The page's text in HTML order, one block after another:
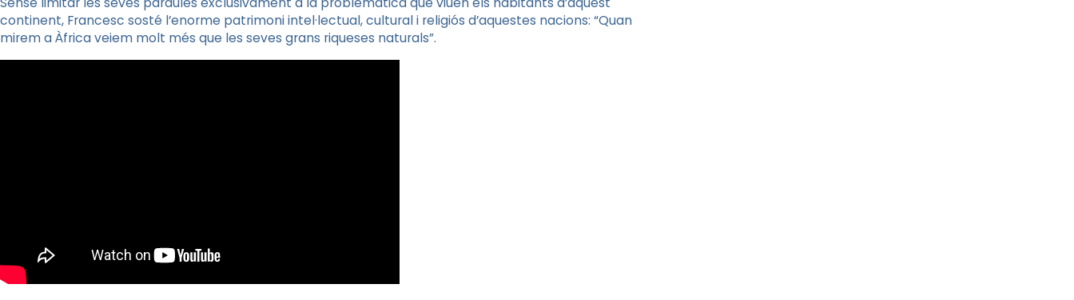
continent, Francesc sosté l’enorme patrimoni intel·lectual, cultural i religiós d’aquestes nacions: “Quan
mirem a Àfrica veiem molt més que les seves grans riqueses naturals”.